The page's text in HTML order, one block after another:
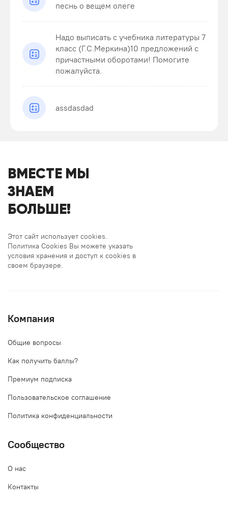
песнь о вещем олеге
Надо выписать с учебника литературы 7
класс (Г.С.Меркина)10 предложений с
причастными оборотами! Помогите
пожалуйста.
assdasdad
ВМЕСТЕ МЫ
ЗНАЕМ
БОЛЬШЕ!
Этот сайт использует cookies.
Политика Cookies Вы можете указать
условия хранения и доступ к cookies в
своем браузере.
Компания
Общие вопросы
Как получить баллы?
Премиум подписка
Пользовательское соглашение
Политика конфиденциальности
Сообщество
О нас
Контакты